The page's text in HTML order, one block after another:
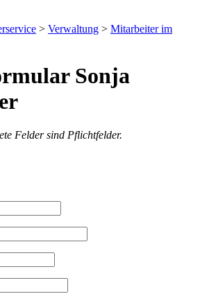
> Verwaltung > Mitarbeiter im
Sonja
Felder sind Pflichtfelder.